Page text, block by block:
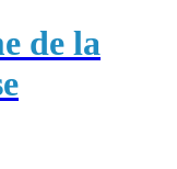
de la